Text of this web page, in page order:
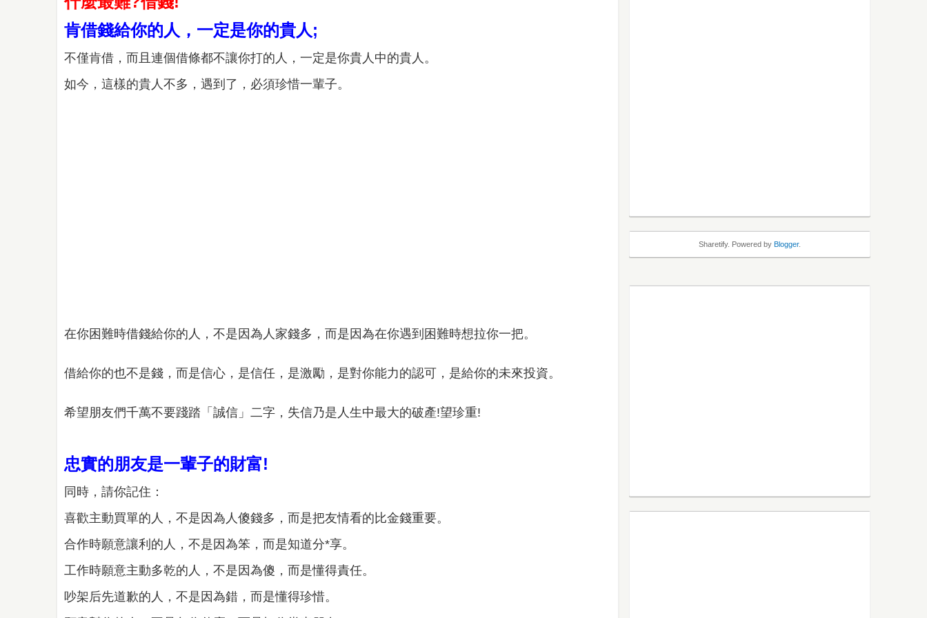
肯借錢給你的人，一定是你的貴人;
不僅肯借，而且連個借條都不讓你打的人，一定是你貴人中的貴人。
如今，這樣的貴人不多，遇到了，必須珍惜一輩子。
在你困難時借錢給你的人，不是因為人家錢多，而是因為在你遇到困難時想拉你一把。
借給你的也不是錢，而是信心，是信任，是激勵，是對你能力的認可，是給你的未來投資。
希望朋友們千萬不要踐踏「誠信」二字，失信乃是人生中最大的破產!望珍重!
忠實的朋友是一輩子的財富!
同時，請你記住：
喜歡主動買單的人，不是因為人傻錢多，而是把友情看的比金錢重要。
合作時願意讓利的人，不是因為笨，而是知道分*享。
工作時願意主動多乾的人，不是因為傻，而是懂得責任。
吵架后先道歉的人，不是因為錯，而是懂得珍惜。
Sharetify. Powered by Blogger.